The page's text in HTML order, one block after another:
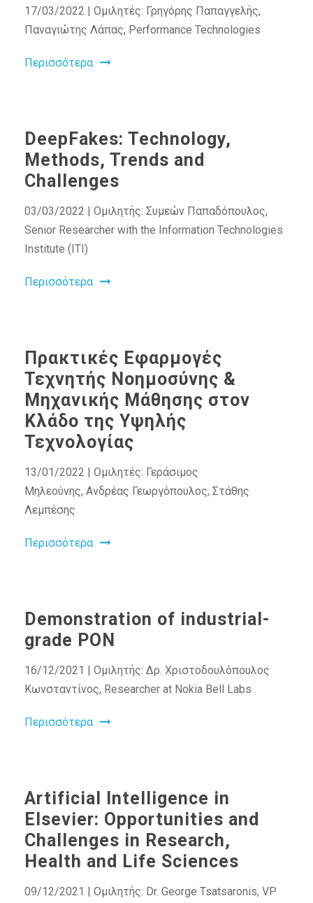
17/03/2022 | Ομιλητές: Γρηγόρης Παπαγγελής,
Παναγιώτης Λάπας, Performance Technologies
Περισσότερα
DeepFakes: Technology,
Methods, Trends and
Challenges
03/03/2022 | Ομιλητής: Συμεών Παπαδόπουλος,
Senior Researcher with the Information Technologies
Institute (ITI)
Περισσότερα
Πρακτικές Εφαρμογές
Τεχνητής Νοημοσύνης &
Μηχανικής Μάθησης στον
Κλάδο της Υψηλής
Τεχνολογίας
13/01/2022 | Ομιλητές: Γεράσιμος
Μηλεούνης, Ανδρέας Γεωργόπουλος, Στάθης
Λεμπέσης
Περισσότερα
Demonstration of industrial-
grade PON
16/12/2021 | Ομιλητής: Δρ. Χριστοδουλόπουλος
Κωνσταντίνος, Researcher at Nokia Bell Labs
Περισσότερα
Artificial Intelligence in
Elsevier: Opportunities and
Challenges in Research,
Health and Life Sciences
09/12/2021 | Ομιλητής: Dr. George Tsatsaronis, VP